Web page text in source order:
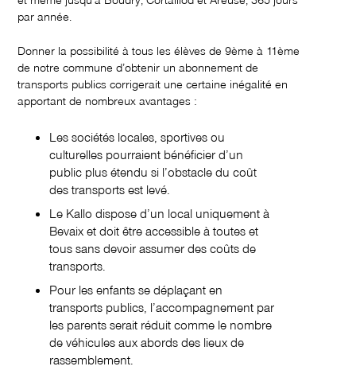
par année.
Donner la possibilité à tous les élèves de 9ème à 11ème
de notre commune d’obtenir un abonnement de
transports publics corrigerait une certaine inégalité en
apportant de nombreux avantages :
Les sociétés locales, sportives ou
culturelles pourraient bénéficier d’un
public plus étendu si l’obstacle du coût
des transports est levé.
Le Kallo dispose d’un local uniquement à
Bevaix et doit être accessible à toutes et
tous sans devoir assumer des coûts de
transports.
Pour les enfants se déplaçant en
transports publics, l’accompagnement par
les parents serait réduit comme le nombre
de véhicules aux abords des lieux de
rassemblement.